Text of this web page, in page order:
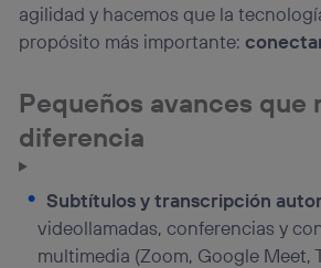
agilidad y hacemos que la
propósito más importante:
Pequeños avances que
diferencia
Subtítulos y transcripción
videollamadas, conferencias y
multimedia (Zoom, Google Meet,